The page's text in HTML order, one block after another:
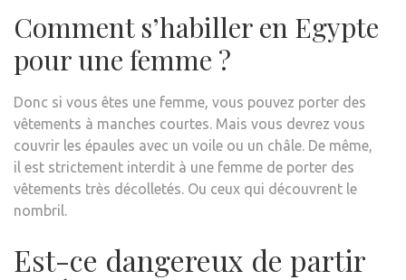
Comment s’habiller en Egypte
pour une femme ?
Donc si vous êtes une femme, vous pouvez porter des
vêtements à manches courtes. Mais vous devrez vous
couvrir les épaules avec un voile ou un châle. De même,
il est strictement interdit à une femme de porter des
vêtements très décolletés. Ou ceux qui découvrent le
nombril.
Est-ce dangereux de partir